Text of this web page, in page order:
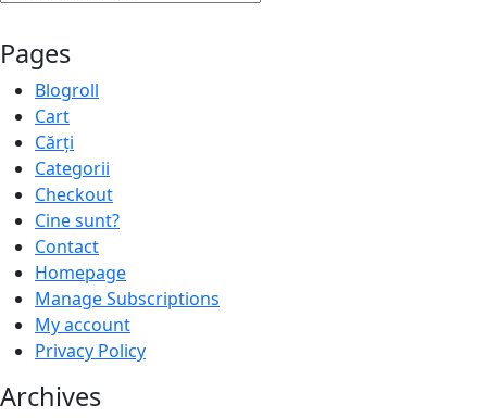
Pages
Blogroll
Cart
Cărți
Categorii
Checkout
Cine sunt?
Contact
Homepage
Manage Subscriptions
My account
Privacy Policy
Archives